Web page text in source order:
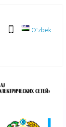
Oʻzbek